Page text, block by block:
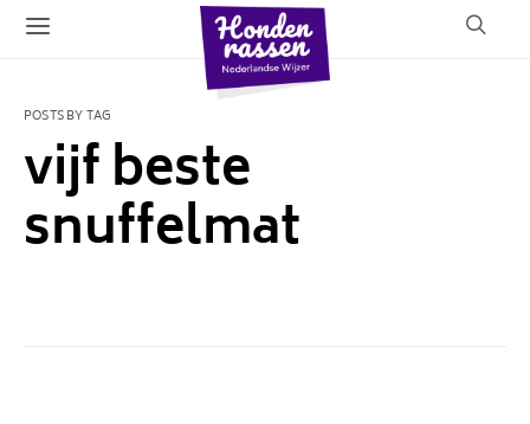
POSTS BY TAG
vijf beste
snuffelmat